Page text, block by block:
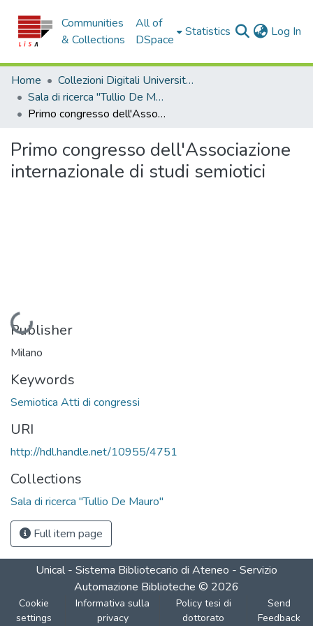
Communities
& Collections
All of
DSpace
Statistics Log In
Home
Collezioni Digitali Università della Calabria
Sala di ricerca "Tullio De Mauro"
Primo congresso dell'Associazione internazionale di studi semiotici
Primo congresso dell'Associazione
internazionale di studi semiotici
Loading...
Publisher
Milano
Keywords
Semiotica Atti di congressi
URI
http://hdl.handle.net/10955/4751
Collections
Sala di ricerca "Tullio De Mauro"
Full item page
Unical - Sistema Bibliotecario di Ateneo - Servizio
Automazione Biblioteche © 2026
Cookie
settings
Informativa sulla
privacy
Policy tesi di
dottorato
Send
Feedback